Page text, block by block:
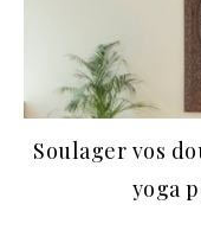
Soulager vos
yoga